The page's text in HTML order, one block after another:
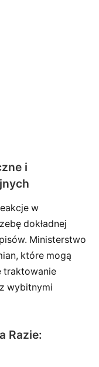
i
w
dokładnej
Ministerstwo
które mogą
traktowanie
wybitnymi
Razie: